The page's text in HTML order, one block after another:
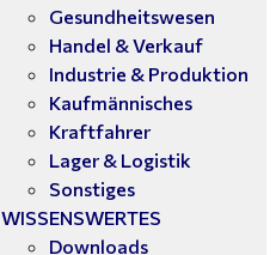
Gesundheitswesen
Handel & Verkauf
Industrie & Produktion
Kaufmännisches
Kraftfahrer
Lager & Logistik
Sonstiges
WISSENSWERTES
Downloads